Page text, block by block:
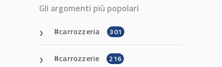
Gli argomenti più popolari
carrozzeria 301
carrozzerie 216